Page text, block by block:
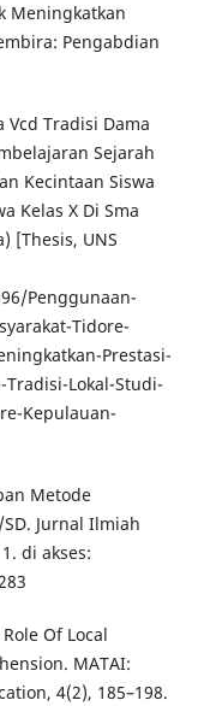
Meningkatkan
Pengabdian
Vcd Tradisi Dama
Sejarah
Kecintaan Siswa
Kelas X Di Sma
[Thesis, UNS
Penggunaan-
Tidore-
Prestasi-
Lokal-Studi-
Kepulauan-
Metode
Jurnal Ilmiah
di akses:
Of Local
MATAI:
4(2), 185–198.